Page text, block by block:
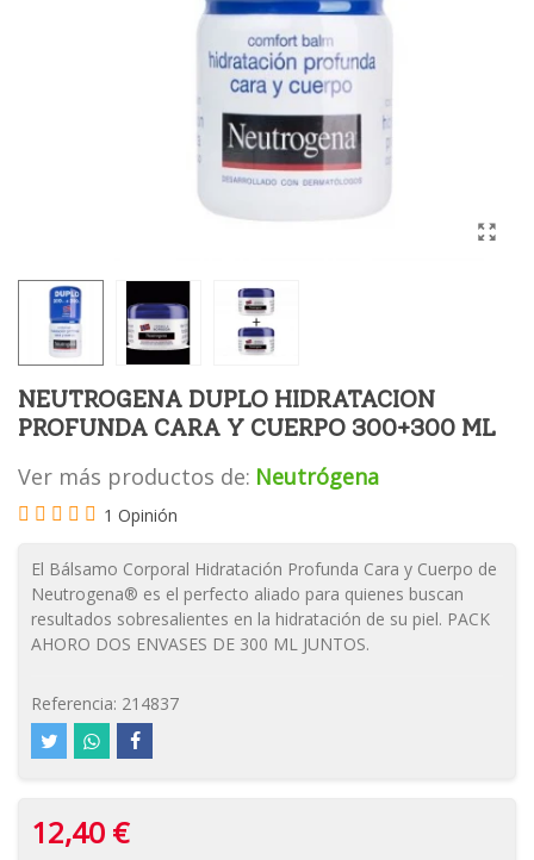
NEUTROGENA DUPLO HIDRATACION
PROFUNDA CARA Y CUERPO 300+300 ML
Ver más productos de: Neutrógena
1 Opinión
El Bálsamo Corporal Hidratación Profunda Cara y Cuerpo de
Neutrogena® es el perfecto aliado para quienes buscan
resultados sobresalientes en la hidratación de su piel. PACK
AHORO DOS ENVASES DE 300 ML JUNTOS.
Referencia: 214837
12,40 €